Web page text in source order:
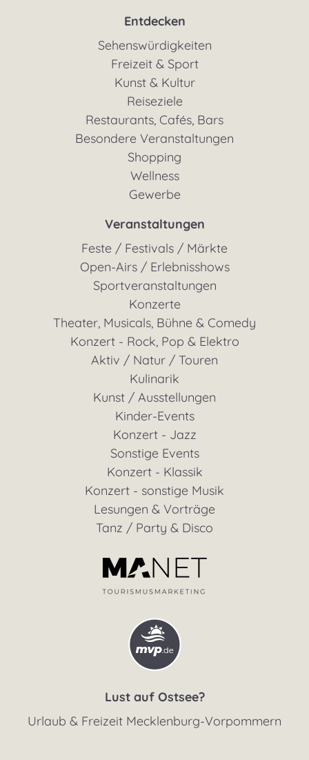
Entdecken
Sehenswürdigkeiten
Freizeit & Sport
Kunst & Kultur
Reiseziele
Restaurants, Cafés, Bars
Besondere Veranstaltungen
Shopping
Wellness
Gewerbe
Veranstaltungen
Feste / Festivals / Märkte
Open-Airs / Erlebnisshows
Sportveranstaltungen
Konzerte
Theater, Musicals, Bühne & Comedy
Konzert - Rock, Pop & Elektro
Aktiv / Natur / Touren
Kulinarik
Kunst / Ausstellungen
Kinder-Events
Konzert - Jazz
Sonstige Events
Konzert - Klassik
Konzert - sonstige Musik
Lesungen & Vorträge
Tanz / Party & Disco
Lust auf Ostsee?
Urlaub & Freizeit Mecklenburg-Vorpommern